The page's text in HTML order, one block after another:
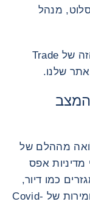
מנהל
אין לך זמן לקרוא? האזן לפרק המלא הזה של Trade
מההלם של
מדיניות אפס
כמו דיור,
טכנולוגיה וחינוך. הסרת ההגבלות המחמירות של Covid-